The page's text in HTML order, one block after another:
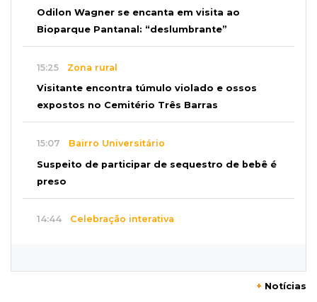
Odilon Wagner se encanta em visita ao
Bioparque Pantanal: “deslumbrante”
15:25 Zona rural
Visitante encontra túmulo violado e ossos
expostos no Cemitério Três Barras
15:07 Bairro Universitário
Suspeito de participar de sequestro de bebê é
preso
14:44 Celebração interativa
+ Notícias